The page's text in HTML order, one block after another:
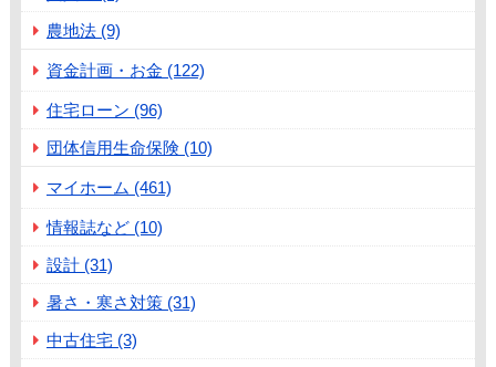
農地法 (9)
資金計画・お金 (122)
住宅ローン (96)
団体信用生命保険 (10)
マイホーム (461)
情報誌など (10)
設計 (31)
暑さ・寒さ対策 (31)
中古住宅 (3)